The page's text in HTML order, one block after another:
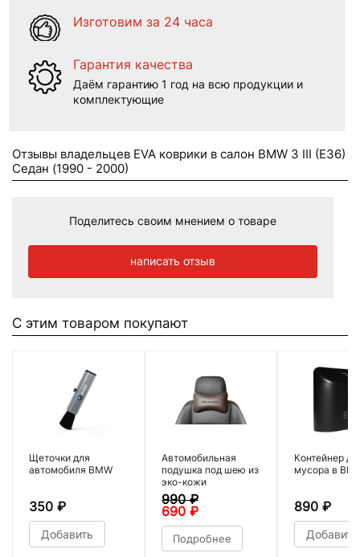
Изготовим за 24 часа
Гарантия качества
Даём гарантию 1 год на всю продукции и
комплектующие
Отзывы владельцев EVA коврики в салон BMW 3 III (E36)
Седан (1990 - 2000)
Поделитесь своим мнением о товаре
написать отзыв
С этим товаром покупают
Щеточки для
автомобиля BMW
350 ₽
Добавить
Автомобильная
подушка под шею из
эко-кожи
990₽
690 ₽
Подробнее
Контейнер
мусора в
890 ₽
Добавить